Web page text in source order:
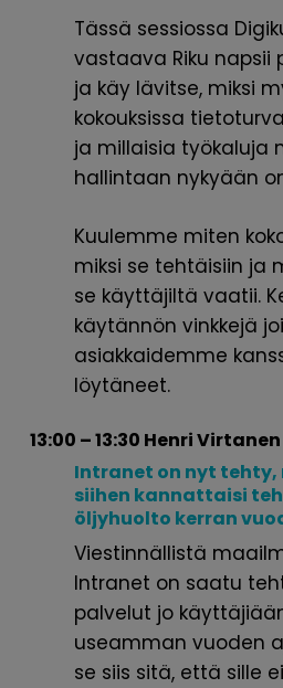
Tässä sessiossa
vastaava Riku
ja käy lävitse, miksi
kokouksissa
ja millaisia työkaluja
hallintaan nykyään
Kuulemme miten
miksi se tehtäisiin ja
se käyttäjiltä vaatii.
käytännön vinkkejä
asiakkaidemme
löytäneet.
13:00 – 13:30 Henri Virtanen
Intranet on nyt tehty,
siihen kannattaisi
öljyhuolto kerran
Viestinnällistä
Intranet on saatu
palvelut jo
useamman vuoden
se siis sitä, että sille